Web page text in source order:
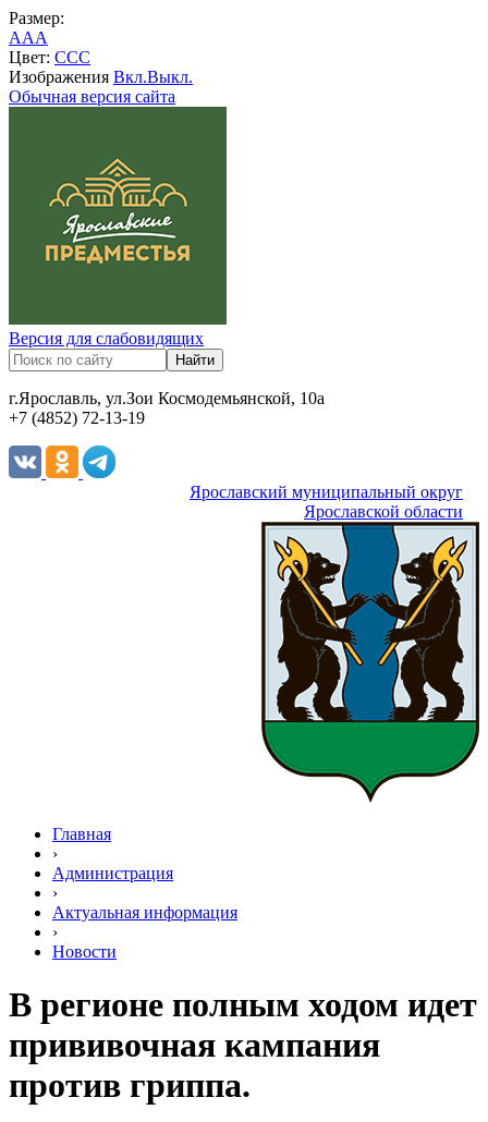
Размер:
AAA
Цвет: CCC
Изображения Вкл.Выкл.
Обычная версия сайта
Версия для слабовидящих
г.Ярославль, ул.Зои Космодемьянской, 10а
+7 (4852) 72-13-19
Ярославский муниципальный округ
Ярославской области
Главная
›
Администрация
›
Актуальная информация
›
Новости
В регионе полным ходом идет
прививочная кампания
против гриппа.